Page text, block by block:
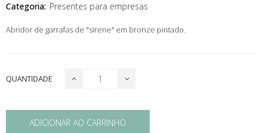
Categoria: Presentes para empresas
Abridor de garrafas de "sirene" em bronze pintado.
QUANTIDADE
ADICIONAR AO CARRINHO